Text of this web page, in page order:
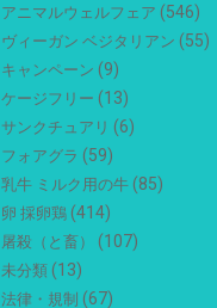
アニマルウェルフェア (546)
ヴィーガン ベジタリアン (55)
キャンペーン (9)
ケージフリー (13)
サンクチュアリ (6)
フォアグラ (59)
乳牛 ミルク用の牛 (85)
卵 採卵鶏 (414)
屠殺（と畜） (107)
未分類 (13)
法律・規制 (67)